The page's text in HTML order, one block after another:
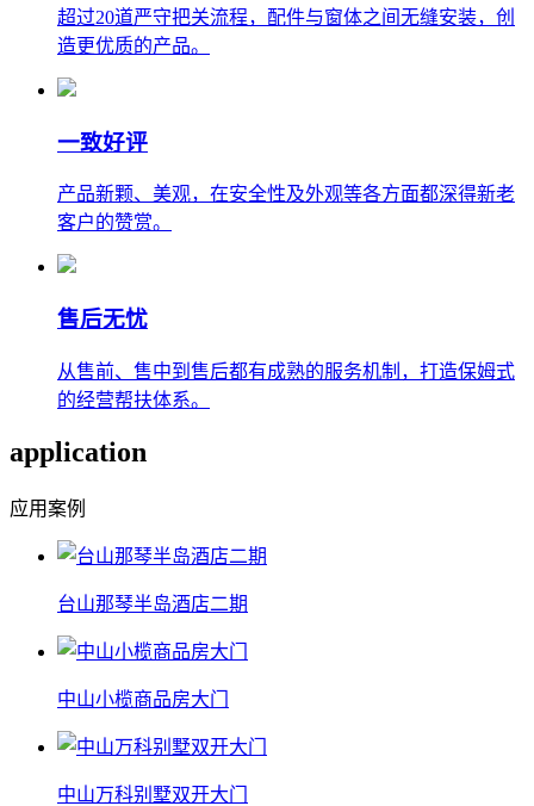
超过20道严守把关流程，配件与窗体之间无缝安装，创
造更优质的产品。
一致好评
产品新颗、美观，在安全性及外观等各方面都深得新老
客户的赞赏。
售后无忧
从售前、售中到售后都有成熟的服务机制，打造保姆式
的经营帮扶体系。
application
应用案例
台山那琴半岛酒店二期
中山小榄商品房大门
中山万科别墅双开大门